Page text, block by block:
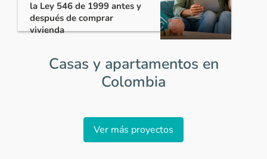
la Ley 546 de 1999 antes y
después de comprar
vivienda
Casas y apartamentos en
Colombia
Ver más proyectos